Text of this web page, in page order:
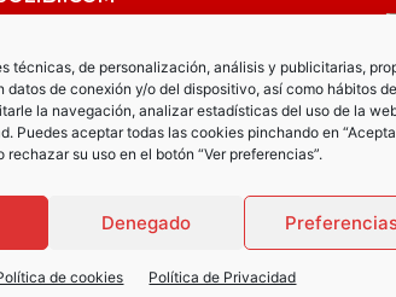
técnicas, de personalización, análisis y publicitarias,
datos de conexión y/o del dispositivo, así como hábitos de
la navegación, analizar estadísticas del uso de la
Puedes aceptar todas las cookies pinchando en
rechazar su uso en el botón “Ver preferencias”.
Denegado
de cookies Política de Privacidad
SOCIALISTA DE IBI C/
48 – 3º - DESPACHO PSOE
SOCIALISTA DE IBI AV.
VILANOVA, 8 - BAJO